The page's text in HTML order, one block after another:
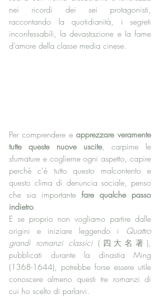
nei ricordi dei sei protagonisti,
raccontando la quotidianità, i segreti
inconfessabili, la devastazione e la fame
d’amore della classe media cinese.
Per comprendere e apprezzare veramente
tutte queste nuove uscite, carpirne le
sfumature e coglierne ogni aspetto, capire
perchè c'è tutto questo malcontento e
questo clima di denuncia sociale, penso
che sia importante fare qualche passo
indietro.
E se proprio non vogliamo partire dalle
origini e iniziare leggendo i Quattro
grandi romanzi classici (四大名著),
pubblicati durante la dinastia Ming
(1368-1644), potrebbe forse essere utile
conoscere almeno questi tre romanzi di
cui ho scelto di parlarvi.